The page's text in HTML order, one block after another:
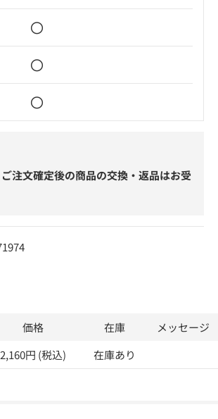
〇
〇
〇
注文確定後の商品の交換・返品はお受
価格 在庫
メッセージ
2,160円 (税込) 在庫あり